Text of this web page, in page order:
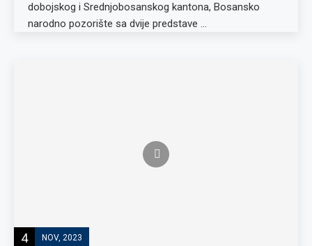
dobojskog i Srednjobosanskog kantona, Bosansko
narodno pozorište sa dvije predstave …
4 NOV, 2023